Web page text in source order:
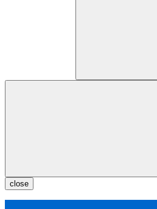
close